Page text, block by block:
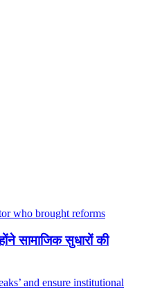
सामाजिक सुधारों की